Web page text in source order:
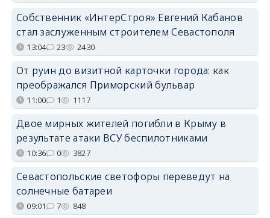
Собственник «ИнтерСтроя» Евгений Кабанов
стал заслуженным строителем Севастополя
13:04 23 2430
От руин до визитной карточки города: как
преображался Приморский бульвар
11:00 1 1117
Двое мирных жителей погибли в Крыму в
результате атаки ВСУ беспилотниками
10:36 0 3827
Севастопольские светофоры переведут на
солнечные батареи
09:01 7 848